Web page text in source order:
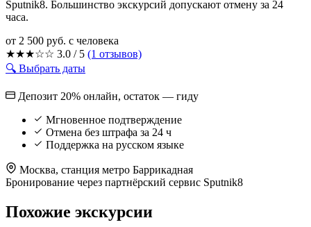
Sputnik8. Большинство экскурсий допускают отмену за 24
часа.
от 2 500 руб. с человека
★★★☆☆ 3.0 / 5 (1 отзывов)
🔍 Выбрать даты
Депозит 20% онлайн, остаток — гиду
Мгновенное подтверждение
Отмена без штрафа за 24 ч
Поддержка на русском языке
Москва, станция метро Баррикадная
Бронирование через партнёрский сервис Sputnik8
Похожие экскурсии